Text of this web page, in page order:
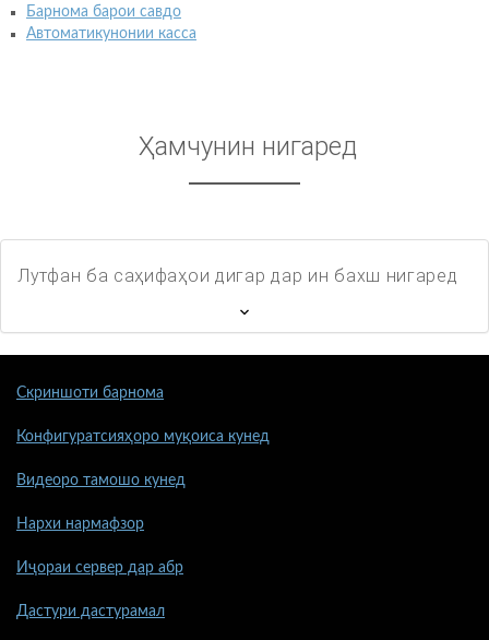
Барнома барои савдо
Автоматикунонии касса
Ҳамчунин нигаред
Лутфан ба саҳифаҳои дигар дар ин бахш нигаред
Скриншоти барнома
Конфигуратсияҳоро муқоиса кунед
Видеоро тамошо кунед
Нархи нармафзор
Иҷораи сервер дар абр
Дастури дастурамал